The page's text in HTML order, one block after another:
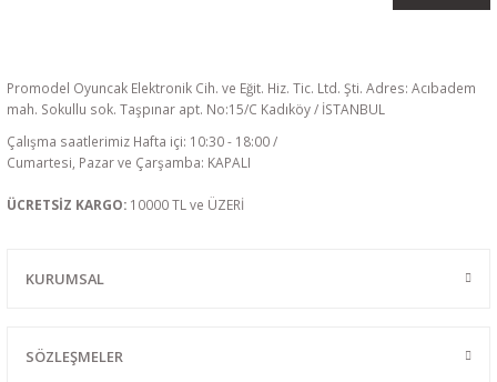
Promodel Oyuncak Elektronik Cih. ve Eğit. Hiz. Tic. Ltd. Şti. Adres: Acıbadem
mah. Sokullu sok. Taşpınar apt. No:15/C Kadıköy / İSTANBUL
Çalışma saatlerimiz Hafta içi: 10:30 - 18:00 /
Cumartesi, Pazar ve Çarşamba: KAPALI
ÜCRETSİZ KARGO: 10000 TL ve ÜZERİ
KURUMSAL
SÖZLEŞMELER